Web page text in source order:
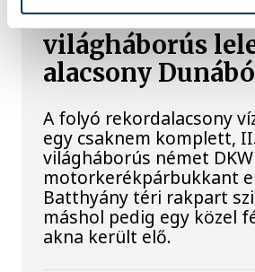
Sorra kerülnek
világháborús
alacsony
A folyó rekordalacsony
egy csaknem komplett,
világháborús német DKW
motorkerékpárbukkant
Batthyány téri rakpart
máshol pedig egy közel
akna került elő.